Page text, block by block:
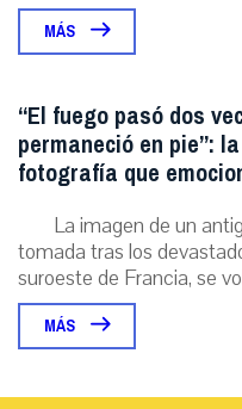
MÁS
“El fuego pasó dos
permaneció en pie”:
fotografía que
La imagen de un
tomada tras los
suroeste de Francia, se
MÁS